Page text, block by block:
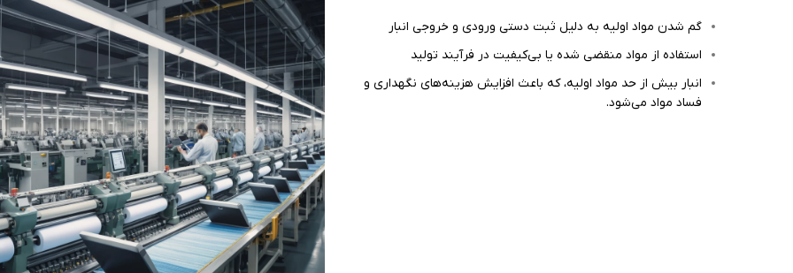
گم شدن مواد اولیه به دلیل ثبت دستی ورودی و خروجی انبار
استفاده از مواد منقضی شده یا بی‌کیفیت در فرآیند تولید
انبار بیش از حد مواد اولیه، که باعث افزایش هزینه‌های نگهداری و
فساد مواد می‌شود.